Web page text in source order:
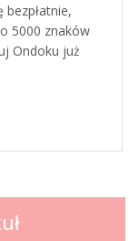
5000 znaków
Ondoku już